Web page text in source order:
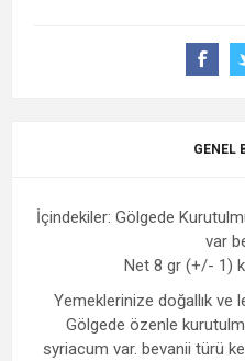
GENEL
İçindekiler: Gölgede
var
Net 8 gr (+/- 1)
Yemeklerinize doğallık
Gölgede özenle
syriacum var. bevanii türü